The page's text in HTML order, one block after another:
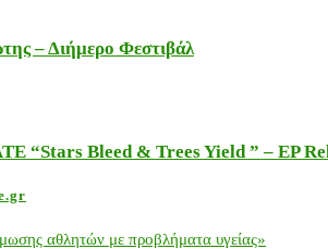
– Διήμερο Φεστιβάλ
“Stars Bleed & Trees Yield ” – EP
αθλητών με προβλήματα υγείας»